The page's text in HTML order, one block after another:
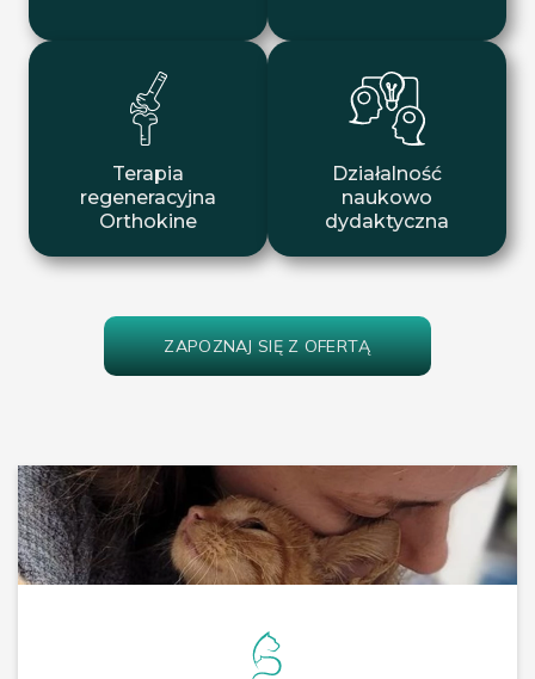
Terapia
regeneracyjna
Orthokine
Działalność
naukowo
dydaktyczna
ZAPOZNAJ SIĘ Z OFERTĄ